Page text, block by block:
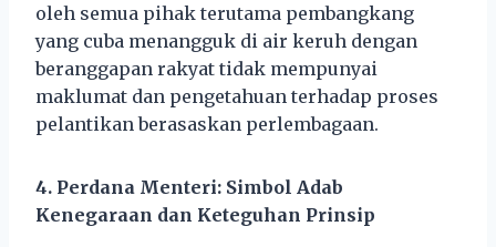
oleh semua pihak terutama pembangkang
yang cuba menangguk di air keruh dengan
beranggapan rakyat tidak mempunyai
maklumat dan pengetahuan terhadap proses
pelantikan berasaskan perlembagaan.
4. Perdana Menteri: Simbol Adab
Kenegaraan dan Keteguhan Prinsip